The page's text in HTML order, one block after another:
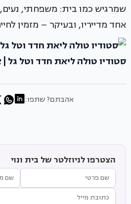
שמרגיש כמו בית: משפחתי,
אחד מדייריו, ובעיקר – מזמין
סטודיו טולה ליאת חדד וטל גל
אהבתם? שתפו:
הצטרפו לניוזלטר של בית ונוי